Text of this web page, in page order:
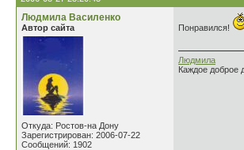
Людмила Василенко
Автор сайта
Откуда: Ростов-на Дону
Зарегистрирован: 2006-07-22
Сообщений: 1902
Понравился!
Людмила
Каждое доброе